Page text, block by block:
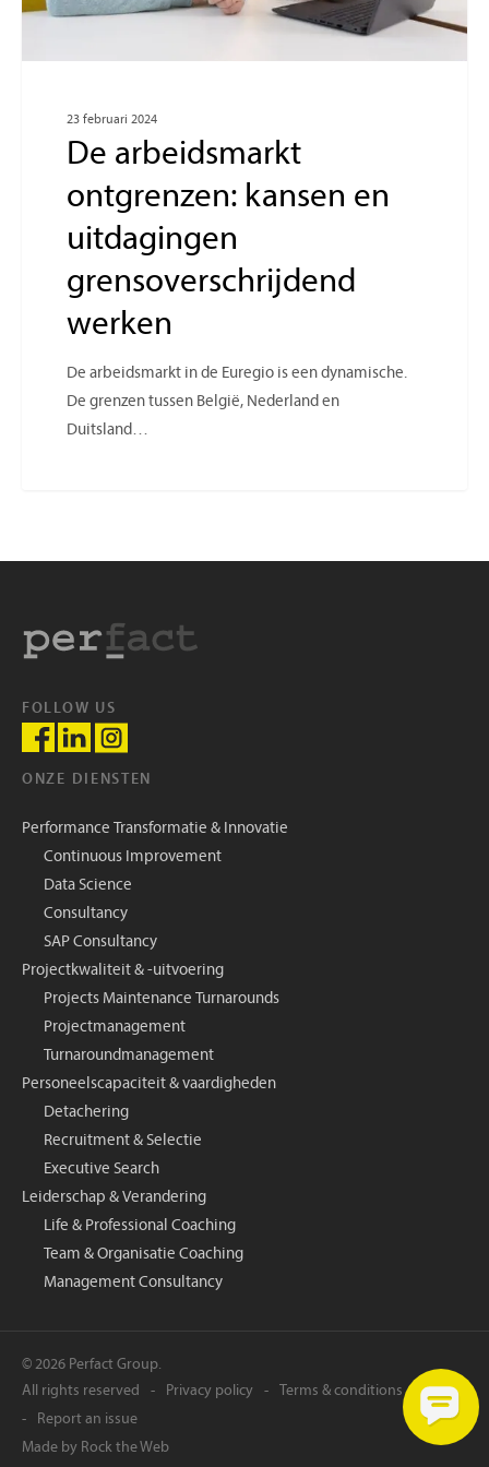
23 februari 2024
De arbeidsmarkt
ontgrenzen: kansen en
uitdagingen
grensoverschrijdend
werken
De arbeidsmarkt in de Euregio is een dynamische.
De grenzen tussen België, Nederland en
Duitsland…
FOLLOW US
ONZE DIENSTEN
Performance Transformatie & Innovatie
Continuous Improvement
Data Science
Consultancy
SAP Consultancy
Projectkwaliteit & -uitvoering
Projects Maintenance Turnarounds
Projectmanagement
Turnaroundmanagement
Personeelscapaciteit & vaardigheden
Detachering
Recruitment & Selectie
Executive Search
Leiderschap & Verandering
Life & Professional Coaching
Team & Organisatie Coaching
Management Consultancy
© 2026 Perfact Group.
All rights reserved
Privacy policy
Terms & conditions
Report an issue
Made by Rock the Web